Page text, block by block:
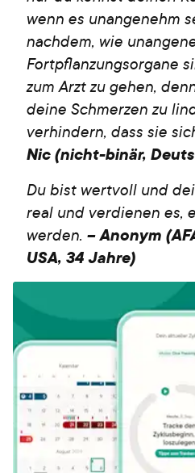
wenn es unangenehm
nachdem, wie
Fortpflanzungsorgane
zum Arzt zu gehen,
deine Schmerzen zu
verhindern, dass sie
Nic (nicht-binär,
Du bist wertvoll und
real und verdienen es,
werden. – Anonym
USA, 34 Jahre)